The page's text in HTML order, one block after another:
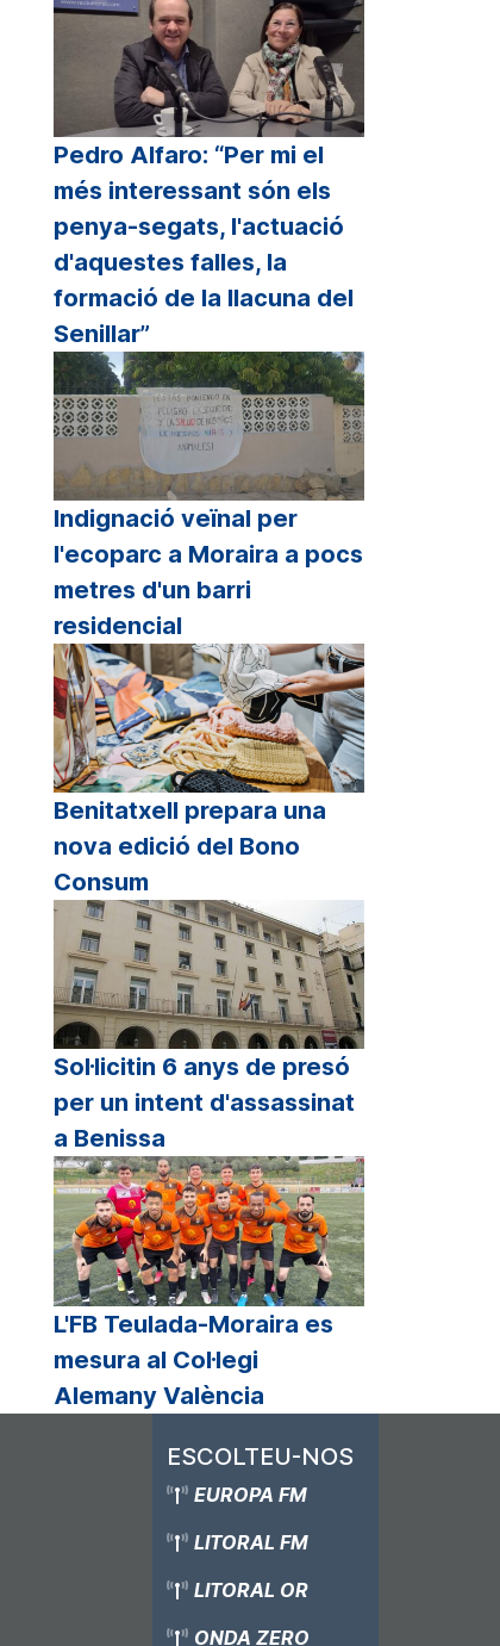
Pedro Alfaro: “Per mi el
més interessant són els
penya-segats, l'actuació
d'aquestes falles, la
formació de la llacuna del
Senillar”
Indignació veïnal per
l'ecoparc a Moraira a pocs
metres d'un barri
residencial
Benitatxell prepara una
nova edició del Bono
Consum
Sol·licitin 6 anys de presó
per un intent d'assassinat
a Benissa
L'FB Teulada-Moraira es
mesura al Col·legi
Alemany València
ESCOLTEU-NOS
EUROPA FM
LITORAL FM
LITORAL OR
ONDA ZERO